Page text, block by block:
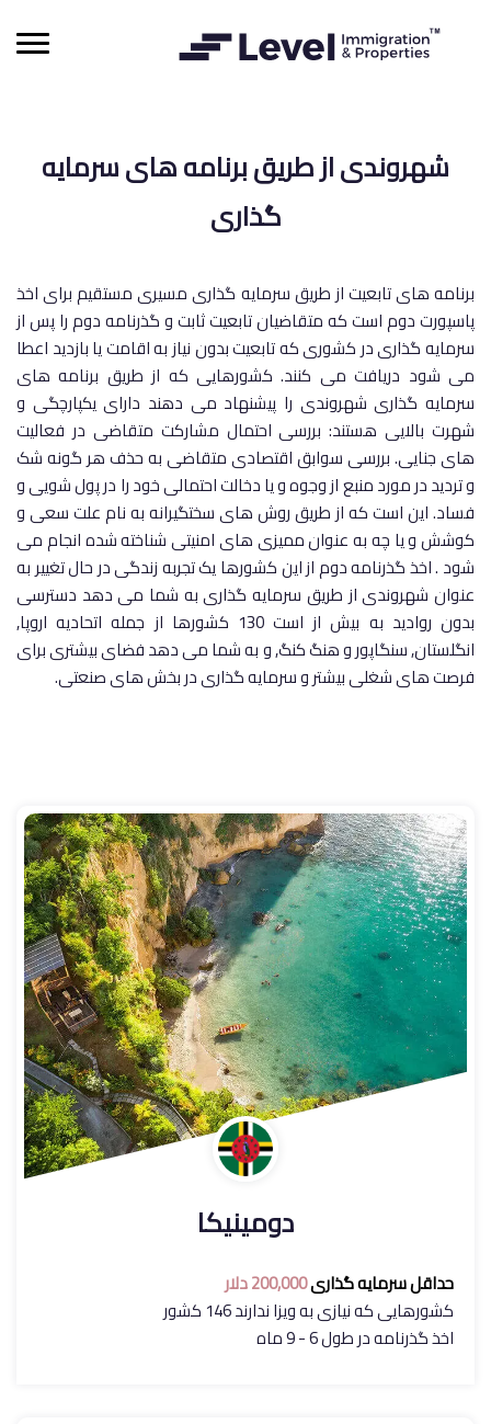
شهروندی از طریق برنامه های سرمایه
گذاری
برنامه های تابعیت از طریق سرمایه گذاری مسیری مستقیم برای اخذ
پاسپورت دوم است که متقاضیان تابعیت ثابت و گذرنامه دوم را پس از
سرمایه گذاری در کشوری که تابعیت بدون نیاز به اقامت یا بازدید اعطا
می شود دریافت می کنند. کشورهایی که از طریق برنامه های
سرمایه گذاری شهروندی را پیشنهاد می دهند دارای یکپارچگی و
شهرت بالایی هستند: بررسی احتمال مشارکت متقاضی در فعالیت
های جنایی. بررسی سوابق اقتصادی متقاضی به حذف هر گونه شک
و تردید در مورد منبع از وجوه و یا دخالت احتمالی خود را در پول شویی و
فساد. این است که از طریق روش های سختگیرانه به نام علت سعی و
کوشش و یا چه به عنوان ممیزی های امنیتی شناخته شده انجام می
شود . اخذ گذرنامه دوم از این کشورها یک تجربه زندگی در حال تغییر به
عنوان شهروندی از طریق سرمایه گذاری به شما می دهد دسترسی
بدون روادید به بیش از است 130 کشورها از جمله اتحادیه اروپا,
انگلستان, سنگاپور و هنگ کنگ, و به شما می دهد فضای بیشتری برای
فرصت های شغلی بیشتر و سرمایه گذاری در بخش های صنعتی.
دومینیکا
حداقل سرمایه گذاری200,000 دلار
کشورهایی که نیازی به ویزا ندارند 146 کشور
اخذ گذرنامه در طول 6 - 9 ماه